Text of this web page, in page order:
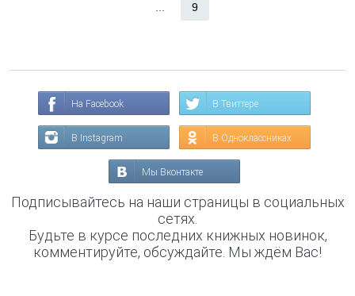
9
На Facebook В Твиттере
В Instagram В Одноклассниках
Мы Вконтакте
Подписывайтесь на наши страницы в социальных
сетях.
Будьте в курсе последних книжных новинок,
комментируйте, обсуждайте. Мы ждём Вас!